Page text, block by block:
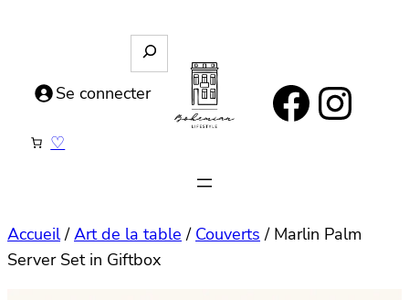
https://www.facebook.com/bohemianlifestyle.be Instagram
e
c
e
Se connecter
♡
Accueil/Art de la table / Couverts / Marlin Palm
Server Set in Giftbox